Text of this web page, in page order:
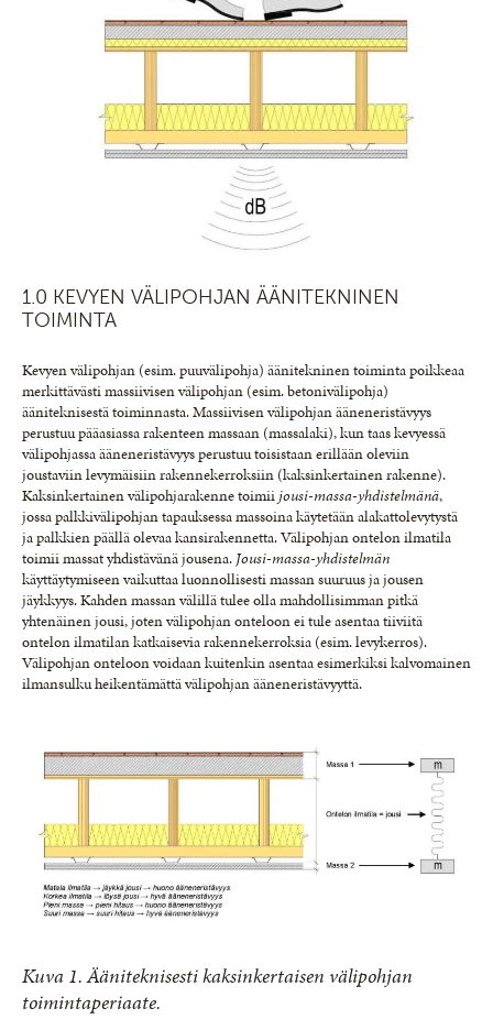
1.0 KEVYEN VÄLIPOHJAN ÄÄNITEKNINEN
TOIMINTA
Kevyen välipohjan (esim. puuvälipohja) äänitekninen toiminta poikkeaa
merkittävästi massiivisen välipohjan (esim. betonivälipohja)
ääniteknisestä toiminnasta. Massiivisen välipohjan ääneneristävyys
perustuu pääasiassa rakenteen massaan (massalaki), kun taas kevyessä
välipohjassa ääneneristävyys perustuu toisistaan erillään oleviin
joustaviin levymäisiin rakennekerroksiin (kaksinkertainen rakenne).
Kaksinkertainen välipohjarakenne toimii jousi-massa-yhdistelmänä,
jossa palkkivälipohjan tapauksessa massoina käytetään alakattolevytystä
ja palkkien päällä olevaa kansirakennetta. Välipohjan ontelon ilmatila
toimii massat yhdistävänä jousena. Jousi-massa-yhdistelmän
käyttäytymiseen vaikuttaa luonnollisesti massan suuruus ja jousen
jäykkyys. Kahden massan välillä tulee olla mahdollisimman pitkä
yhtenäinen jousi, joten välipohjan onteloon ei tule asentaa tiiviitä
ontelon ilmatilan katkaisevia rakennekerroksia (esim. levykerros).
Välipohjan onteloon voidaan kuitenkin asentaa esimerkiksi kalvomainen
ilmansulku heikentämättä välipohjan ääneneristävyyttä.
Kuva 1. Ääniteknisesti kaksinkertaisen välipohjan
toimintaperiaate.